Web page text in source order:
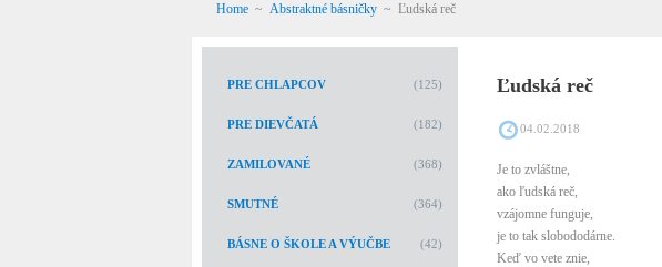
Home ~ Abstraktné básničky ~ Ľudská reč
PRE CHLAPCOV (125)
PRE DIEVČATÁ (182)
ZAMILOVANÉ (368)
SMUTNÉ (364)
BÁSNE O ŠKOLE A VÝUČBE (42)
Ľudská reč
04.02.2018
Je to zvláštne,
ako ľudská reč,
vzájomne funguje,
je to tak slobododárne.
Keď vo vete znie,